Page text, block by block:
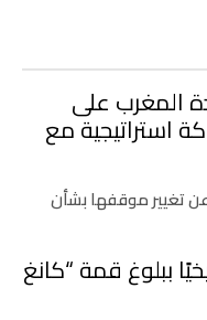
المغرب على
استراتيجية مع
تغيير موقفها بشأن
ببلوغ قمة “كانغ